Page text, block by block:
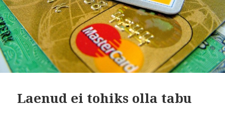
Laenud ei tohiks olla tabu